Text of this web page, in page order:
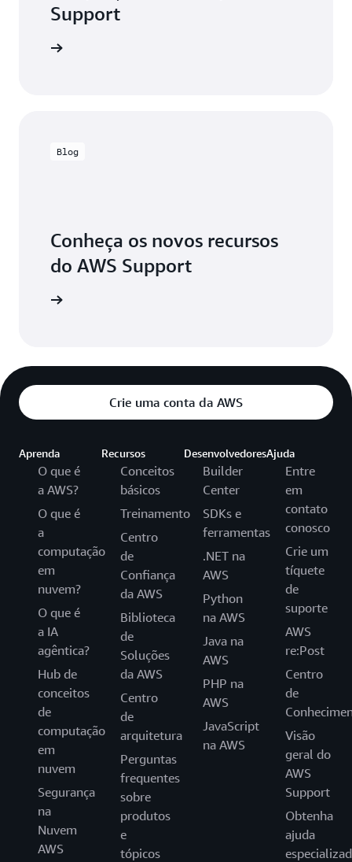
Support
Blog
Conheça os novos recursos
do AWS Support
Crie uma conta da AWS
Aprenda
O que é
a AWS?
O que é
a
computação
em
nuvem?
O que é
a IA
agêntica?
Hub de
conceitos
de
computação
em
nuvem
Segurança
na
Nuvem
AWS
Recursos
Conceitos
básicos
Treinamento
Centro
de
Confiança
da AWS
Biblioteca
de
Soluções
da AWS
Centro
de
arquitetura
Perguntas
frequentes
sobre
produtos
e
tópicos
Desenvolvedores
Builder
Center
SDKs e
ferramentas
.NET na
AWS
Python
na AWS
Java na
AWS
PHP na
AWS
JavaScript
na AWS
Ajuda
Entre
em
contato
conosco
Crie um
tíquete
de
suporte
AWS
re:Post
Centro
de
Visão
geral do
AWS
Support
Obtenha
ajuda